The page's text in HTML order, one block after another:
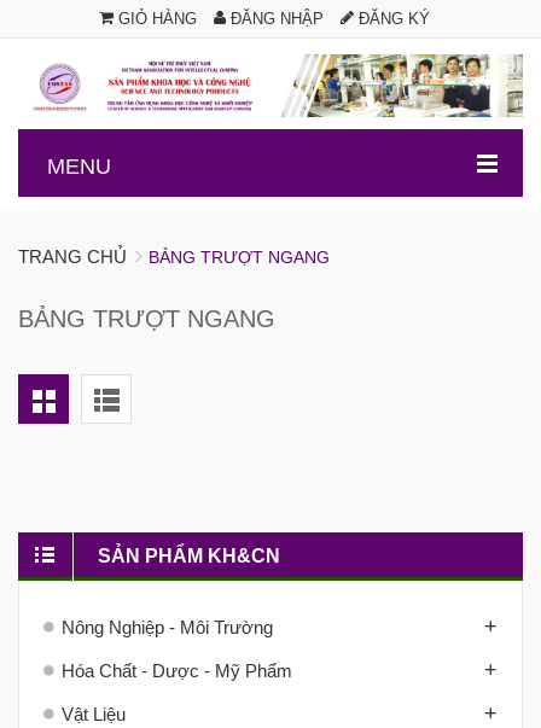
GIỎ HÀNG ĐĂNG NHẬP ĐĂNG KÝ
.
MENU
TRANG CHỦ BẢNG TRƯỢT NGANG
BẢNG TRƯỢT NGANG
SẢN PHẨM KH&CN
Nông Nghiệp - Môi Trường +
Hóa Chất - Dược - Mỹ Phẩm +
Vật Liệu +